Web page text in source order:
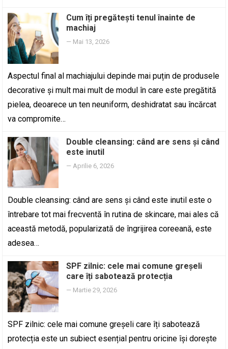
Cum îți pregătești tenul înainte de
machiaj
— Mai 13, 2026
Aspectul final al machiajului depinde mai puțin de produsele
decorative și mult mai mult de modul în care este pregătită
pielea, deoarece un ten neuniform, deshidratat sau încărcat
va compromite…
Double cleansing: când are sens și când
este inutil
—Aprilie 6, 2026
Double cleansing: când are sens și când este inutil este o
întrebare tot mai frecventă în rutina de skincare, mai ales că
această metodă, popularizată de îngrijirea coreeană, este
adesea…
SPF zilnic: cele mai comune greșeli
care îți sabotează protecția
— Martie 29, 2026
SPF zilnic: cele mai comune greșeli care îți sabotează
protecția este un subiect esențial pentru oricine își dorește